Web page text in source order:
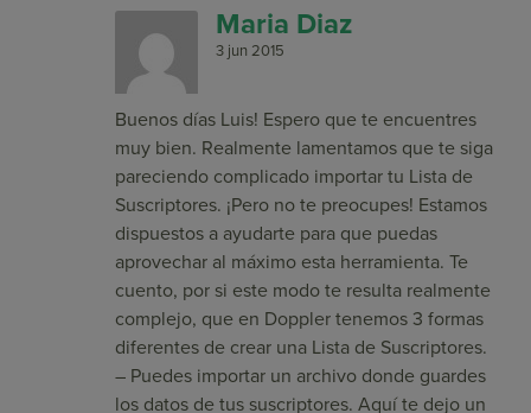
Maria Diaz
3 jun 2015
Buenos días Luis! Espero que te encuentres
muy bien. Realmente lamentamos que te siga
pareciendo complicado importar tu Lista de
Suscriptores. ¡Pero no te preocupes! Estamos
dispuestos a ayudarte para que puedas
aprovechar al máximo esta herramienta. Te
cuento, por si este modo te resulta realmente
complejo, que en Doppler tenemos 3 formas
diferentes de crear una Lista de Suscriptores.
– Puedes importar un archivo donde guardes
los datos de tus suscriptores. Aquí te dejo un